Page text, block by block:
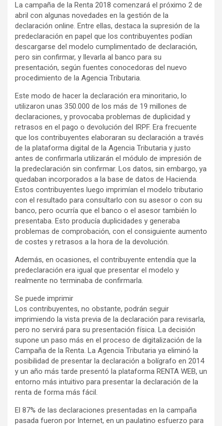
La campaña de la Renta 2018 comenzará el próximo 2 de
abril con algunas novedades en la gestión de la
declaración online. Entre ellas, destaca la supresión de la
predeclaración en papel que los contribuyentes podían
descargarse del modelo cumplimentado de declaración,
pero sin confirmar, y llevarla al banco para su
presentación, según fuentes conocedoras del nuevo
procedimiento de la Agencia Tributaria.
Este modo de hacer la declaración era minoritario, lo
utilizaron unas 350.000 de los más de 19 millones de
declaraciones, y provocaba problemas de duplicidad y
retrasos en el pago o devolución del IRPF. Era frecuente
que los contribuyentes elaboraran su declaración a través
de la plataforma digital de la Agencia Tributaria y justo
antes de confirmarla utilizarán el módulo de impresión de
la predeclaración sin confirmar. Los datos, sin embargo, ya
quedaban incorporados a la base de datos de Hacienda.
Estos contribuyentes luego imprimían el modelo tributario
con el resultado para consultarlo con su asesor o con su
banco, pero ocurría que el banco o el asesor también lo
presentaba. Esto producía duplicidades y generaba
problemas de comprobación, con el consiguiente aumento
de costes y retrasos a la hora de la devolución.
Además, en ocasiones, el contribuyente entendía que la
predeclaración era igual que presentar el modelo y
realmente no terminaba de confirmarla.
Se puede imprimir
Los contribuyentes, no obstante, podrán seguir
imprimiendo la vista previa de la declaración para revisarla,
pero no servirá para su presentación física. La decisión
supone un paso más en el proceso de digitalización de la
Campaña de la Renta. La Agencia Tributaria ya eliminó la
posibilidad de presentar la declaración a bolígrafo en 2014
y un año más tarde presentó la plataforma RENTA WEB, un
entorno más intuitivo para presentar la declaración de la
renta de forma más fácil.
El 87% de las declaraciones presentadas en la campaña
pasada fueron por Internet, en un paulatino esfuerzo para